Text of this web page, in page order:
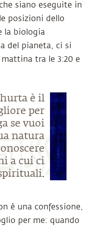
siano eseguite in
posizioni dello
la biologia
del pianeta, ci si
tra le 3:20 e
è il
per
se vuoi
natura
a cui ci
è una confessione,
per me: quando